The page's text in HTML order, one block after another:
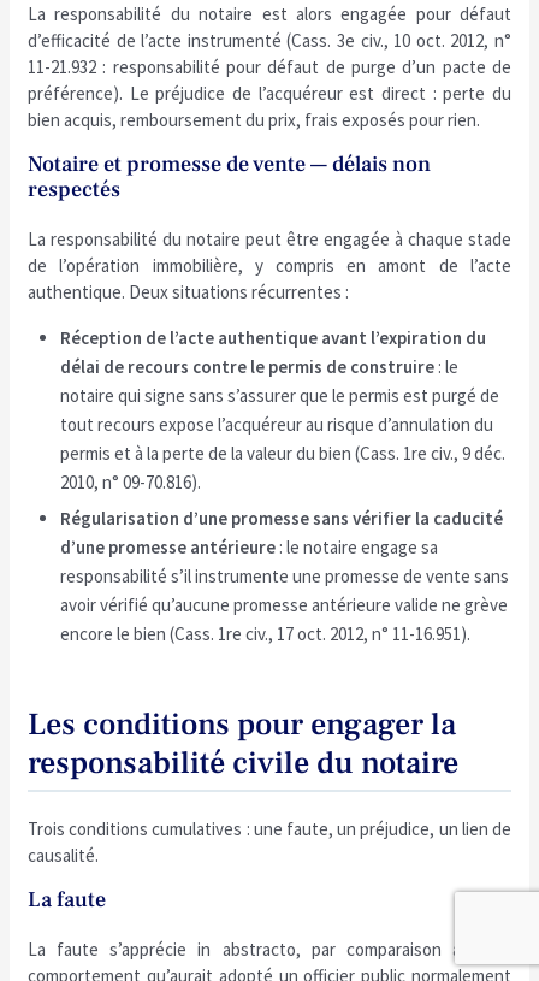
La responsabilité du notaire est alors engagée pour défaut
d’efficacité de l’acte instrumenté (Cass. 3e civ., 10 oct. 2012, n°
11-21.932 : responsabilité pour défaut de purge d’un pacte de
préférence). Le préjudice de l’acquéreur est direct : perte du
bien acquis, remboursement du prix, frais exposés pour rien.
Notaire et promesse de vente — délais non
respectés
La responsabilité du notaire peut être engagée à chaque stade
de l’opération immobilière, y compris en amont de l’acte
authentique. Deux situations récurrentes :
Réception de l’acte authentique avant l’expiration du
délai de recours contre le permis de construire : le
notaire qui signe sans s’assurer que le permis est purgé de
tout recours expose l’acquéreur au risque d’annulation du
permis et à la perte de la valeur du bien (Cass. 1re civ., 9 déc.
2010, n° 09-70.816).
Régularisation d’une promesse sans vérifier la caducité
d’une promesse antérieure : le notaire engage sa
responsabilité s’il instrumente une promesse de vente sans
avoir vérifié qu’aucune promesse antérieure valide ne grève
encore le bien (Cass. 1re civ., 17 oct. 2012, n° 11-16.951).
Les conditions pour engager la
responsabilité civile du notaire
Trois conditions cumulatives : une faute, un préjudice, un lien de
causalité.
La faute
La faute s’apprécie in abstracto, par comparaison avec le
comportement qu’aurait adopté un officier public normalement